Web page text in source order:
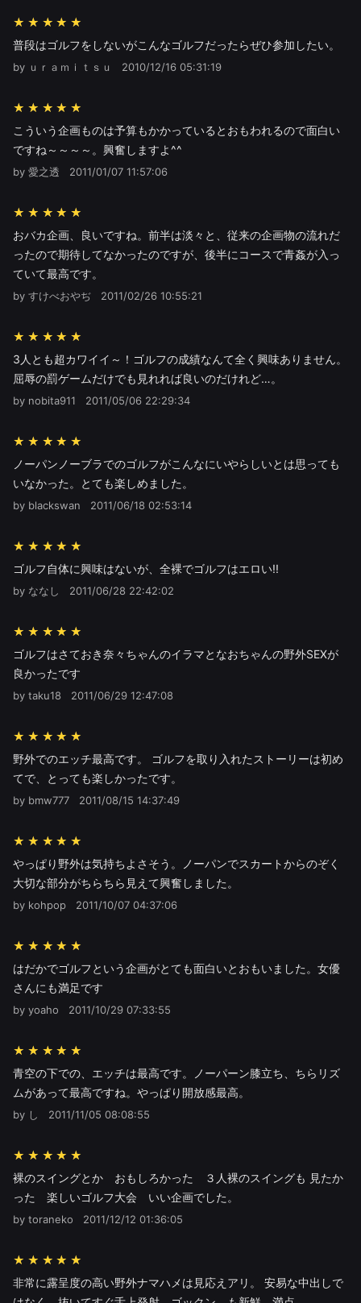
★★★★★
普段はゴルフをしないがこんなゴルフだったらぜひ参加したい。
by ｕｒａｍｉｔｓｕ 2010/12/16 05:31:19
★★★★★
こういう企画ものは予算もかかっているとおもわれるので面白い
ですね～～～～。興奮しますよ^^
by 愛之透 2011/01/07 11:57:06
★★★★★
おバカ企画、良いですね。前半は淡々と、従来の企画物の流れだ
ったので期待してなかったのですが、後半にコースで青姦が入っ
ていて最高です。
by すけべおやぢ 2011/02/26 10:55:21
★★★★★
3人とも超カワイイ～！ゴルフの成績なんて全く興味ありません。
屈辱の罰ゲームだけでも見れれば良いのだけれど…。
by nobita911 2011/05/06 22:29:34
★★★★★
ノーパンノーブラでのゴルフがこんなにいやらしいとは思っても
いなかった。とても楽しめました。
by blackswan 2011/06/18 02:53:14
★★★★★
ゴルフ自体に興味はないが、全裸でゴルフはエロい!!
by ななし 2011/06/28 22:42:02
★★★★★
ゴルフはさておき奈々ちゃんのイラマとなおちゃんの野外SEXが
良かったです
by taku18 2011/06/29 12:47:08
★★★★★
野外でのエッチ最高です。 ゴルフを取り入れたストーリーは初め
てで、とっても楽しかったです。
by bmw777 2011/08/15 14:37:49
★★★★★
やっぱり野外は気持ちよさそう。ノーパンでスカートからのぞく
大切な部分がちらちら見えて興奮しました。
by kohpop 2011/10/07 04:37:06
★★★★★
はだかでゴルフという企画がとても面白いとおもいました。女優
さんにも満足です
by yoaho 2011/10/29 07:33:55
★★★★★
青空の下での、エッチは最高です。ノーパーン膝立ち、ちらリズ
ムがあって最高ですね。やっぱり開放感最高。
by し 2011/11/05 08:08:55
★★★★★
裸のスイングとか おもしろかった ３人裸のスイングも 見たか
った 楽しいゴルフ大会 いい企画でした。
by toraneko 2011/12/12 01:36:05
★★★★★
非常に露呈度の高い野外ナマハメは見応えアリ。 安易な中出しで